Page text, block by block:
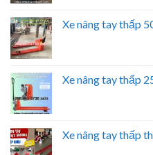
Xe nâng tay thấp
Xe nâng tay thấp
Xe nâng tay thấp